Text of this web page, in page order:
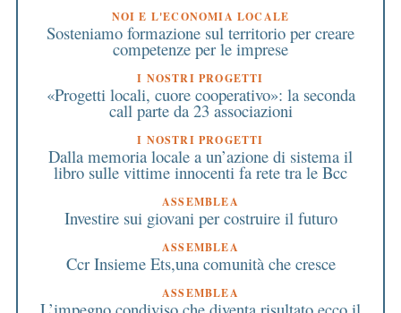
NOI E L'ECONOMIA LOCALE
Sosteniamo formazione sul territorio per creare
competenze per le imprese
I NOSTRI PROGETTI
«Progetti locali, cuore cooperativo»: la seconda
call parte da 23 associazioni
I NOSTRI PROGETTI
Dalla memoria locale a un’azione di sistema il
libro sulle vittime innocenti fa rete tra le Bcc
ASSEMBLEA
Investire sui giovani per costruire il futuro
ASSEMBLEA
Ccr Insieme Ets,una comunità che cresce
ASSEMBLEA